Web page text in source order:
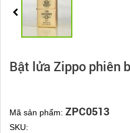
Bật lửa Zippo phiên
Mã sản phẩm: ZPC0513
SKU: